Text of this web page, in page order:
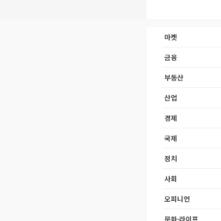
마켓
금융
부동산
산업
경제
국제
정치
사회
오피니언
문화·라이프